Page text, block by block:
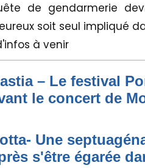
de gendarmerie
soit seul impliqué
à venir
– Le festival
le concert de
Une
s'être égarée